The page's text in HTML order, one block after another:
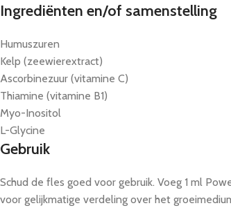
Ingrediënten en/of samenstelling
Humuszuren
Kelp (zeewierextract)
Ascorbinezuur (vitamine C)
Thiamine (vitamine B1)
Myo-Inositol
L-Glycine
Gebruik
Schud de fles goed voor gebruik. Voeg 1 ml
voor gelijkmatige verdeling over het